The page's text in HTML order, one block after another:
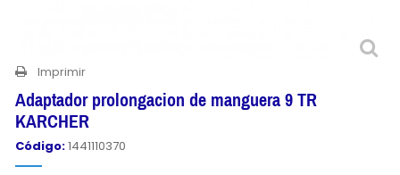
Imprimir
Adaptador prolongacion de manguera 9 TR
KARCHER
Código:1441110370